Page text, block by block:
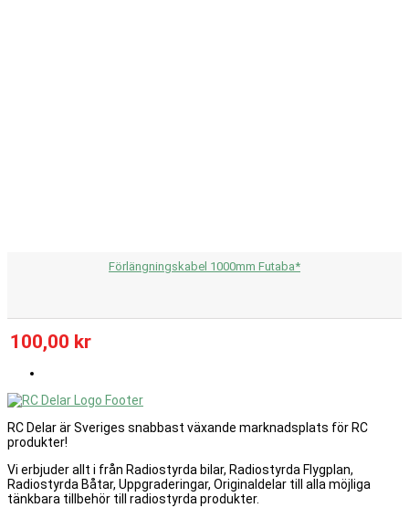
Förlängningskabel 1000mm Futaba*
100,00 kr
RC Delar är Sveriges snabbast växande marknadsplats för RC
produkter!
Vi erbjuder allt i från Radiostyrda bilar, Radiostyrda Flygplan,
Radiostyrda Båtar, Uppgraderingar, Originaldelar till alla möjliga
tänkbara tillbehör till radiostyrda produkter.